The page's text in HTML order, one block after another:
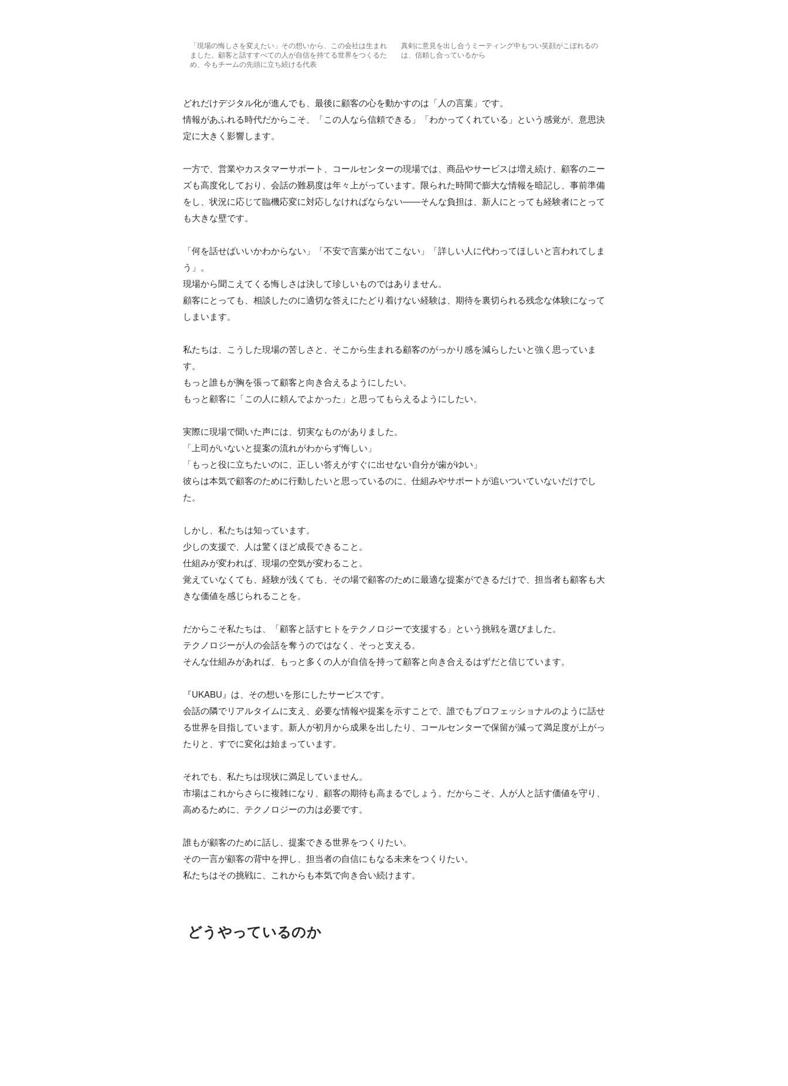
「現場の悔しさを変えたい」その想いから、この会社は生まれ
ました。顧客と話すすべての人が自信を持てる世界をつくるた
め、今もチームの先頭に立ち続ける代表
真剣に意見を出し合うミーティング中もつい笑顔がこぼれるの
は、信頼し合っているから
どれだけデジタル化が進んでも、最後に顧客の心を動かすのは「人の言葉」です。
情報があふれる時代だからこそ、「この人なら信頼できる」「わかってくれている」という感覚が、意思決
定に大きく影響します。
一方で、営業やカスタマーサポート、コールセンターの現場では、商品やサービスは増え続け、顧客のニー
ズも高度化しており、会話の難易度は年々上がっています。限られた時間で膨大な情報を暗記し、事前準備
をし、状況に応じて臨機応変に対応しなければならない——そんな負担は、新人にとっても経験者にとって
も大きな壁です。
「何を話せばいいかわからない」「不安で言葉が出てこない」「詳しい人に代わってほしいと言われてしま
う」。
現場から聞こえてくる悔しさは決して珍しいものではありません。
顧客にとっても、相談したのに適切な答えにたどり着けない経験は、期待を裏切られる残念な体験になって
しまいます。
私たちは、こうした現場の苦しさと、そこから生まれる顧客のがっかり感を減らしたいと強く思っていま
す。
もっと誰もが胸を張って顧客と向き合えるようにしたい。
もっと顧客に「この人に頼んでよかった」と思ってもらえるようにしたい。
実際に現場で聞いた声には、切実なものがありました。
「上司がいないと提案の流れがわからず悔しい」
「もっと役に立ちたいのに、正しい答えがすぐに出せない自分が歯がゆい」
彼らは本気で顧客のために行動したいと思っているのに、仕組みやサポートが追いついていないだけでし
た。
しかし、私たちは知っています。
少しの支援で、人は驚くほど成長できること。
仕組みが変われば、現場の空気が変わること。
覚えていなくても、経験が浅くても、その場で顧客のために最適な提案ができるだけで、担当者も顧客も大
きな価値を感じられることを。
だからこそ私たちは、「顧客と話すヒトをテクノロジーで支援する」という挑戦を選びました。
テクノロジーが人の会話を奪うのではなく、そっと支える。
そんな仕組みがあれば、もっと多くの人が自信を持って顧客と向き合えるはずだと信じています。
『UKABU』は、その想いを形にしたサービスです。
会話の隣でリアルタイムに支え、必要な情報や提案を示すことで、誰でもプロフェッショナルのように話せ
る世界を目指しています。新人が初月から成果を出したり、コールセンターで保留が減って満足度が上がっ
たりと、すでに変化は始まっています。
それでも、私たちは現状に満足していません。
市場はこれからさらに複雑になり、顧客の期待も高まるでしょう。だからこそ、人が人と話す価値を守り、
高めるために、テクノロジーの力は必要です。
誰もが顧客のために話し、提案できる世界をつくりたい。
その一言が顧客の背中を押し、担当者の自信にもなる未来をつくりたい。
私たちはその挑戦に、これからも本気で向き合い続けます。
どうやっているのか